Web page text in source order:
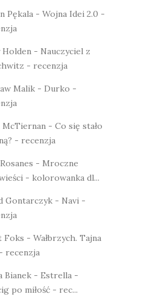
Pękala - Wojna Idei 2.0 -
Holden - Nauczyciel z
- recenzja
Malik - Durko -
McTiernan - Co się stało
- recenzja
- Mroczne
- kolorowanka dl...
Gontarczyk - Navi -
Foks - Wałbrzych. Tajna
recenzja
Bianek - Estrella -
po miłość - rec...